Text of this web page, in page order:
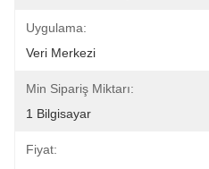
Uygulama:
Veri Merkezi
Min Sipariş Miktarı:
1 Bilgisayar
Fiyat: